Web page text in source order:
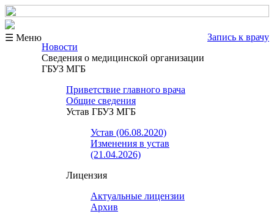
☰ Меню
Запись к врачу
Новости
Сведения о медицинской организации
ГБУЗ МГБ
Приветствие главного врача
Общие сведения
Устав ГБУЗ МГБ
Устав (06.08.2020)
Изменения в устав
(21.04.2026)
Лицензия
Актуальные лицензии
Архив